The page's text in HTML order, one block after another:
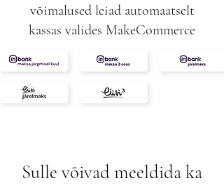
võimalused leiad automaatselt
kassas valides MakeCommerce
Sulle võivad meeldida ka